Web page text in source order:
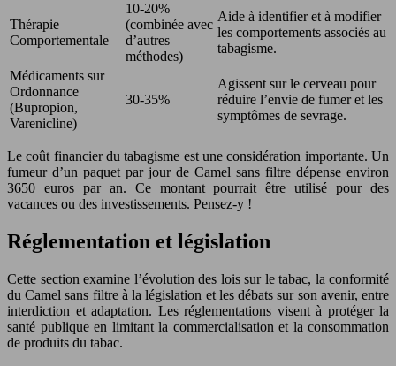
Thérapie
Comportementale
10-20%
(combinée avec
d’autres
méthodes)
Aide à identifier et à modifier
les comportements associés au
tabagisme.
Médicaments sur
Ordonnance
(Bupropion,
Varenicline)
30-35%
Agissent sur le cerveau pour
réduire l’envie de fumer et les
symptômes de sevrage.
Le coût financier du tabagisme est une considération importante. Un
fumeur d’un paquet par jour de Camel sans filtre dépense environ
3650 euros par an. Ce montant pourrait être utilisé pour des
vacances ou des investissements. Pensez-y !
Réglementation et législation
Cette section examine l’évolution des lois sur le tabac, la conformité
du Camel sans filtre à la législation et les débats sur son avenir, entre
interdiction et adaptation. Les réglementations visent à protéger la
santé publique en limitant la commercialisation et la consommation
de produits du tabac.